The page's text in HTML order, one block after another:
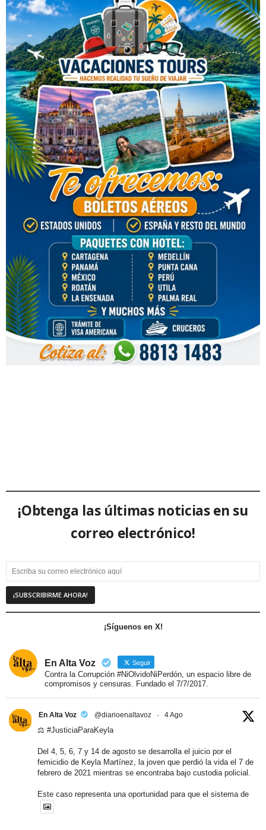
¡Obtenga las últimas noticias en su
correo electrónico!
¡Síguenos en X!
En Alta Voz Seguir
Contra la Corrupción #NiOlvidoNiPerdón, un espacio libre de
compromisos y censuras. Fundado el 7/7/2017.
En Alta Voz @diarioenaltavoz · 4 Ago
⚖️ #JusticiaParaKeyla
Del 4, 5, 6, 7 y 14 de agosto se desarrolla el juicio por el
femicidio de Keyla Martínez, la joven que perdió la vida el 7 de
febrero de 2021 mientras se encontraba bajo custodia policial.
Este caso representa una oportunidad para que el sistema de